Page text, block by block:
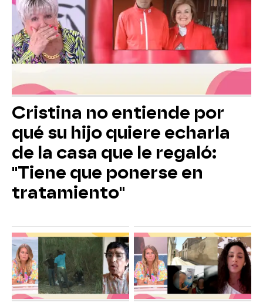
Cristina no entiende por
qué su hijo quiere echarla
de la casa que le regaló:
"Tiene que ponerse en
tratamiento"